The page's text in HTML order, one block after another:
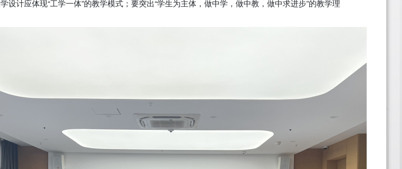
设计应体现“工学一体”的教学模式；要突出“学生为主体，做中学，做中教，做中求进步”的教学理